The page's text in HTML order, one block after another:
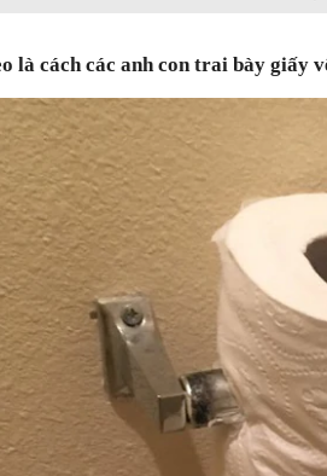
là cách các anh con trai bày giấy